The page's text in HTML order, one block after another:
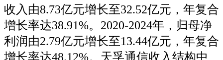
收入由8.73亿元增长至32.52亿元，年复合
增长率达38.91%。2020-2024年，归母净
利润由2.79亿元增长至13.44亿元，年复合
增长率达48.12%。天孚通信收入结构中